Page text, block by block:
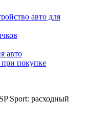
авто для
авто
покупке
Sport: расходный